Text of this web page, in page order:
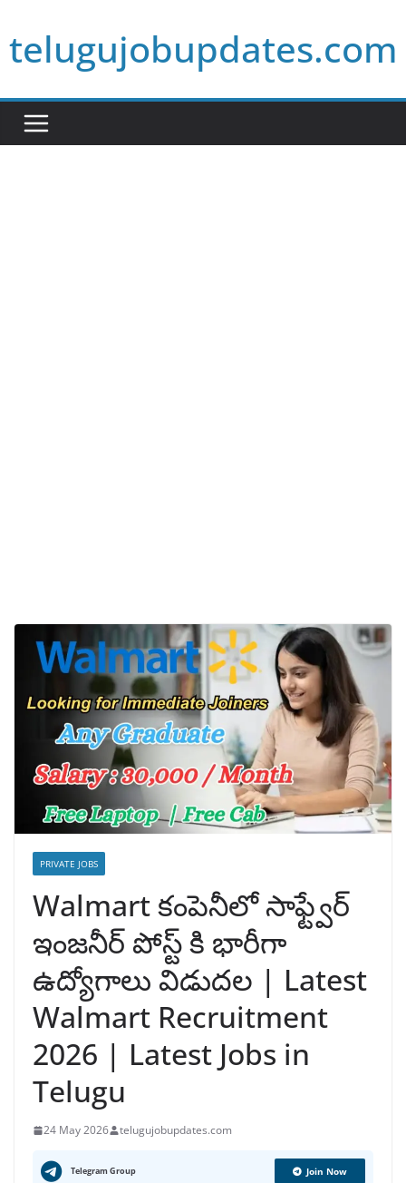
to
content
telugujobupdates.com
PRIVATE JOBS
Walmart కంపెనీలో సాఫ్ట్వేర్
ఇంజనీర్ పోస్ట్ కి భారీగా
ఉద్యోగాలు విడుదల | Latest
Walmart Recruitment
2026 | Latest Jobs in
Telugu
24 May 2026 telugujobupdates.com
Telegram Group Join Now